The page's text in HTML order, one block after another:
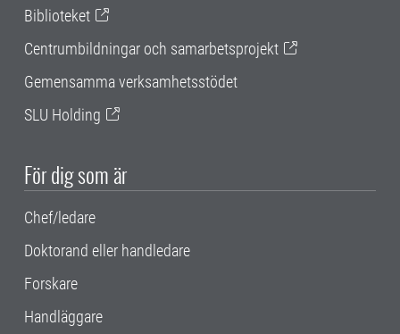
Biblioteket
Centrumbildningar och samarbetsprojekt
Gemensamma verksamhetsstödet
SLU Holding
För dig som är
Chef/ledare
Doktorand eller handledare
Forskare
Handläggare